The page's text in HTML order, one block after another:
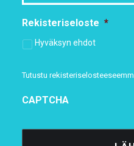
Rekisteriseloste *
Hyväksyn ehdot
Tutustu
CAPTCHA